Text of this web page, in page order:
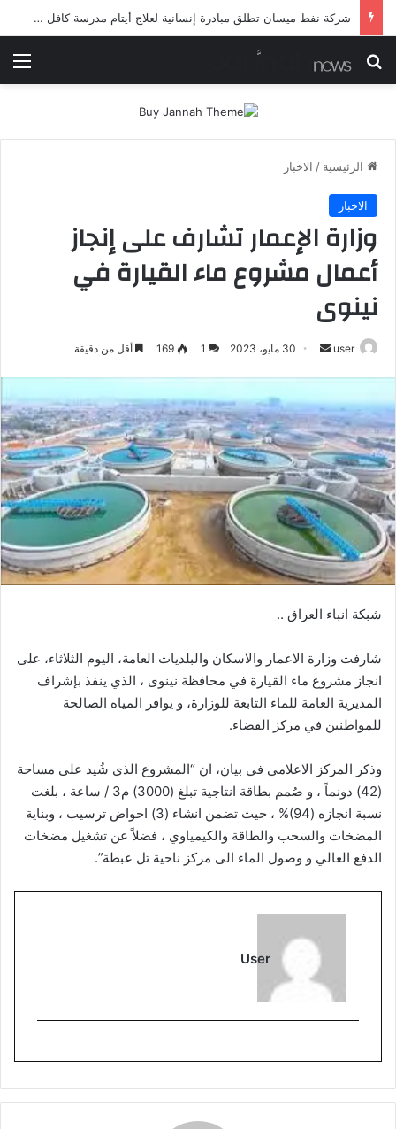
شرطة ميسان تلقي القبض على مطلقي العيارات النارية أثناء تشييع جنائزي في العمارة
بحث عن
الرئيسية / الاخبار
الاخبار
وزارة الإعمار تشارف على إنجاز
أعمال مشروع ماء القيارة في
نينوى
user
أرسل 30 مايو، 2023 1
169 أقل من دقيقة
شبكة انباء العراق ..
شارفت وزارة الاعمار والاسكان والبلديات العامة، اليوم الثلاثاء، على
انجاز مشروع ماء القيارة في محافظة نينوى ، الذي ينفذ بإشراف
المديرية العامة للماء التابعة للوزارة، و يوافر المياه الصالحة
للمواطنين في مركز القضاء.
وذكر المركز الاعلامي في بيان، ان “المشروع الذي شُيد على مساحة
(42) دونماً ، و صُمم بطاقة انتاجية تبلغ (3000) م3 / ساعة ، بلغت
نسبة انجازه (94)% ، حيث تضمن انشاء (3) احواض ترسيب ، وبناية
المضخات والسحب والطاقة والكيمياوي ، فضلاً عن تشغيل مضخات
الدفع العالي و وصول الماء الى مركز ناحية تل عبطة”.
User